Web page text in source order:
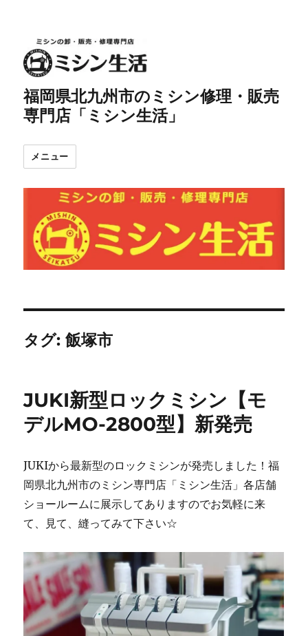
福岡県北九州市のミシン修理・販売
専門店「ミシン生活」
メニュー
タグ:飯塚市
JUKI新型ロックミシン【モ
デルMO-2800型】新発売
JUKIから最新型のロックミシンが発売しました！福
岡県北九州市のミシン専門店「ミシン生活」各店舗
ショールームに展示してありますのでお気軽に来
て、見て、縫ってみて下さい☆